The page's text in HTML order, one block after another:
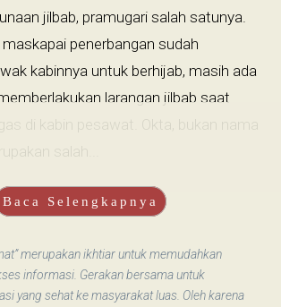
jilbab, pramugari salah satunya.
penerbangan sudah
kabinnya untuk berhijab, masih ada
larangan jilbab saat
di kabin pesawat. Okta, bukan nama
salah...
Baca Selengkapnya
merupakan ikhtiar untuk memudahkan
informasi. Gerakan bersama untuk
yang sehat ke masyarakat luas. Oleh karena